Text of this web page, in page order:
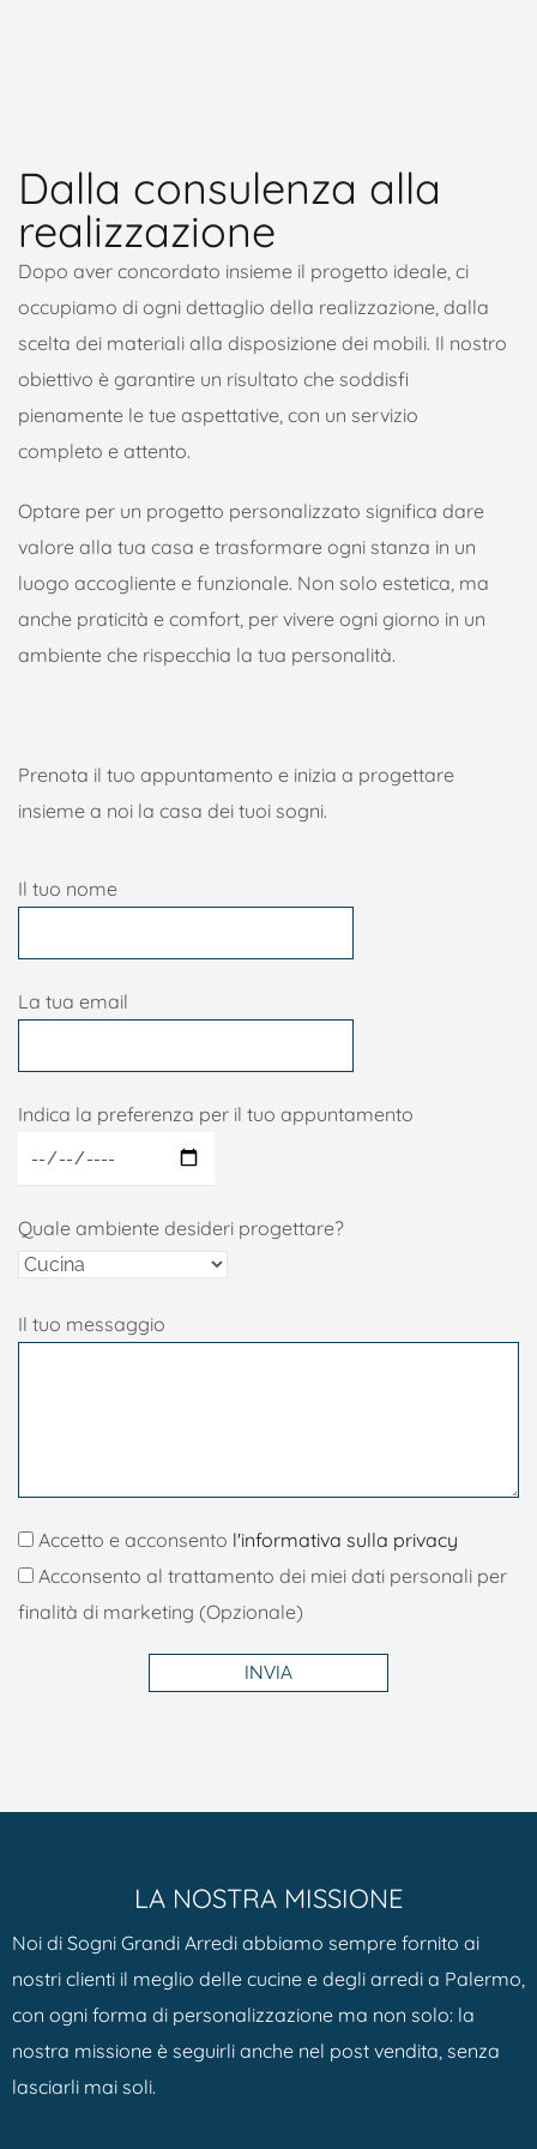
Dalla consulenza alla
realizzazione
Dopo aver concordato insieme il progetto ideale, ci
occupiamo di ogni dettaglio della realizzazione, dalla
scelta dei materiali alla disposizione dei mobili. Il nostro
obiettivo è garantire un risultato che soddisfi
pienamente le tue aspettative, con un servizio
completo e attento.
Optare per un progetto personalizzato significa dare
valore alla tua casa e trasformare ogni stanza in un
luogo accogliente e funzionale. Non solo estetica, ma
anche praticità e comfort, per vivere ogni giorno in un
ambiente che rispecchia la tua personalità.
Prenota il tuo appuntamento e inizia a progettare
insieme a noi la casa dei tuoi sogni.
Il tuo nome
La tua email
Indica la preferenza per il tuo appuntamento
Quale ambiente desideri progettare?
Il tuo messaggio
Accetto e acconsento l'informativa sulla privacy
Acconsento al trattamento dei miei dati personali per
finalità di marketing (Opzionale)
INVIA
LA NOSTRA MISSIONE
Noi di Sogni Grandi Arredi abbiamo sempre fornito ai
nostri clienti il meglio delle cucine e degli arredi a Palermo,
con ogni forma di personalizzazione ma non solo: la
nostra missione è seguirli anche nel post vendita, senza
lasciarli mai soli.